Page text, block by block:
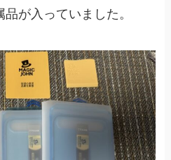
が入っていました。